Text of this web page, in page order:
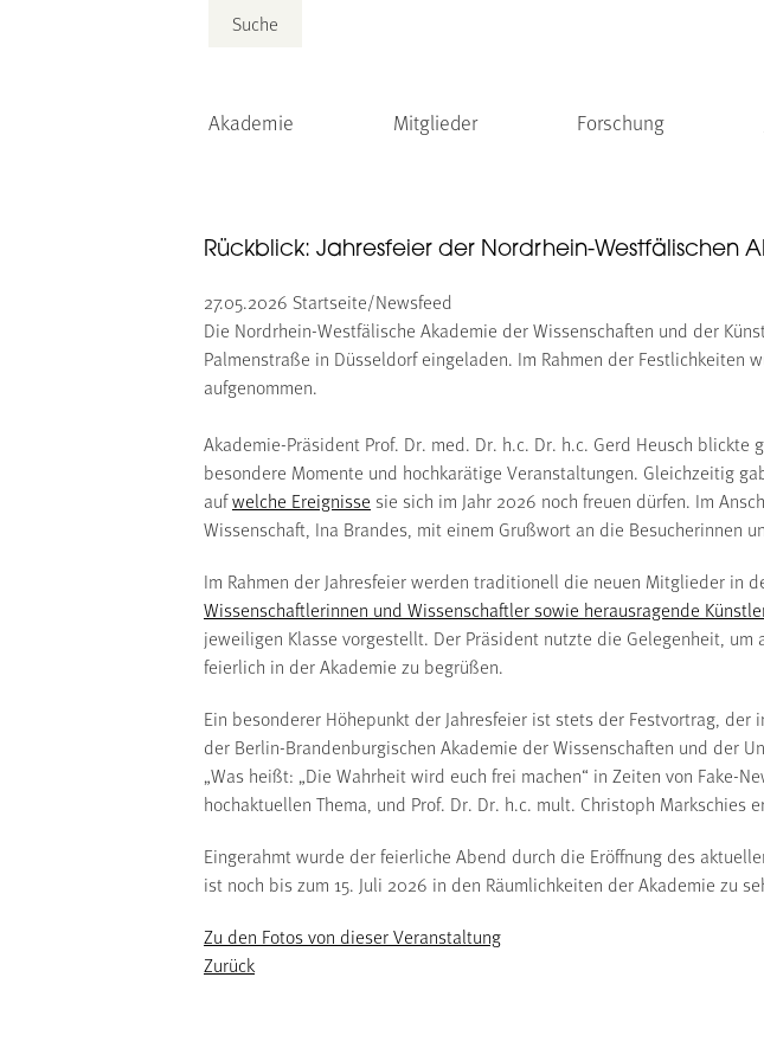
Suche
Akademie Mitglieder Forschung
Rückblick: Jahresfeier der Nordrhein-Westfälischen
27.05.2026 Startseite/Newsfeed
Die Nordrhein-Westfälische Akademie der Wissenschaften und der
Palmenstraße in Düsseldorf eingeladen. Im Rahmen der
aufgenommen.
Akademie-Präsident Prof. Dr. med. Dr. h.c. Dr. h.c. Gerd Heusch
besondere Momente und hochkarätige Veranstaltungen. Gleichzeitig
aufwelche Ereignisse sie sich im Jahr 2026 noch freuen dürfen. Im
Wissenschaft, Ina Brandes, mit einem Grußwort an die Besucherinnen
Im Rahmen der Jahresfeier werden traditionell die neuen Mitglieder in
Wissenschaftlerinnen und Wissenschaftler sowie herausragende
jeweiligen Klasse vorgestellt. Der Präsident nutzte die Gelegenheit, um
feierlich in der Akademie zu begrüßen.
Ein besonderer Höhepunkt der Jahresfeier ist stets der Festvortrag,
der Berlin-Brandenburgischen Akademie der Wissenschaften und der
„Was heißt: „Die Wahrheit wird euch frei machen“ in Zeiten von Fake-
hochaktuellen Thema, und Prof. Dr. Dr. h.c. mult. Christoph
Eingerahmt wurde der feierliche Abend durch die Eröffnung des
ist noch bis zum 15. Juli 2026 in den Räumlichkeiten der Akademie zu
Zu den Fotos von dieser Veranstaltung
Zurück